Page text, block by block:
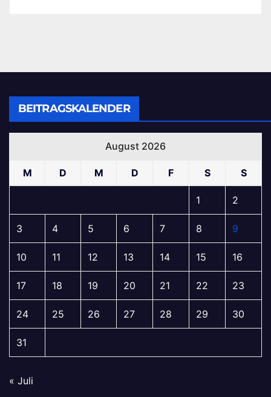
BEITRAGSKALENDER
August 2026
M D M D F S S
1 2
3 4 5 6 7 8 9
10 11 12 13 14 15 16
17 18 19 20 21 22 23
24 25 26 27 28 29 30
31
« Juli